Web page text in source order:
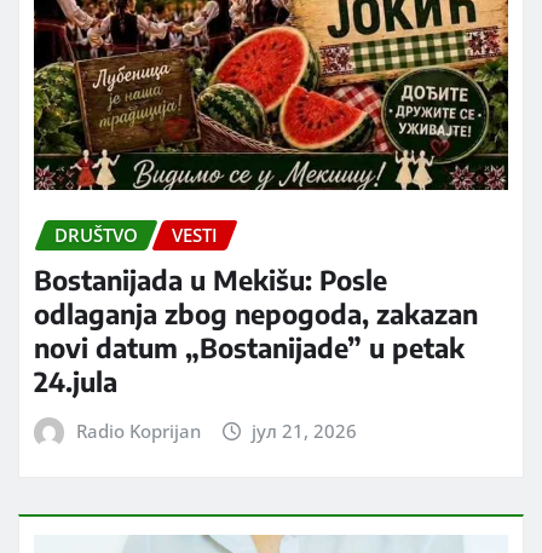
DRUŠTVO VESTI
Bostanijada u Mekišu: Posle
odlaganja zbog nepogoda, zakazan
novi datum „Bostanijade” u petak
24.jula
Radio Koprijan јул 21, 2026